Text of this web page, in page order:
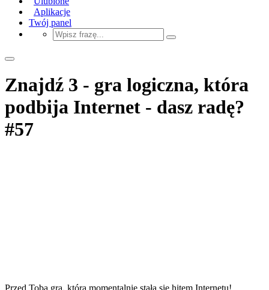
Aplikacje
Twój panel
Znajdź 3 - gra logiczna, która
podbija Internet - dasz radę?
#57
Przed Tobą gra, która momentalnie stała się hitem Internetu!